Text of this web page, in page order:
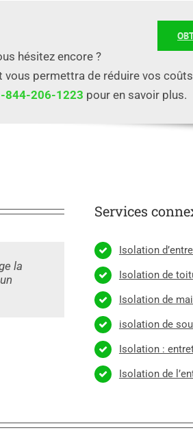
hésitez encore ?
permettra de réduire vos
844-206-1223 pour en savoir plus.
la
Services
Isolation
Isolation de
Isolation de
isolation de
Isolation :
Isolation de